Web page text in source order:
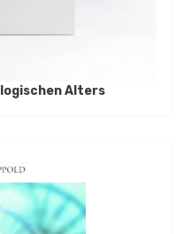
Alters